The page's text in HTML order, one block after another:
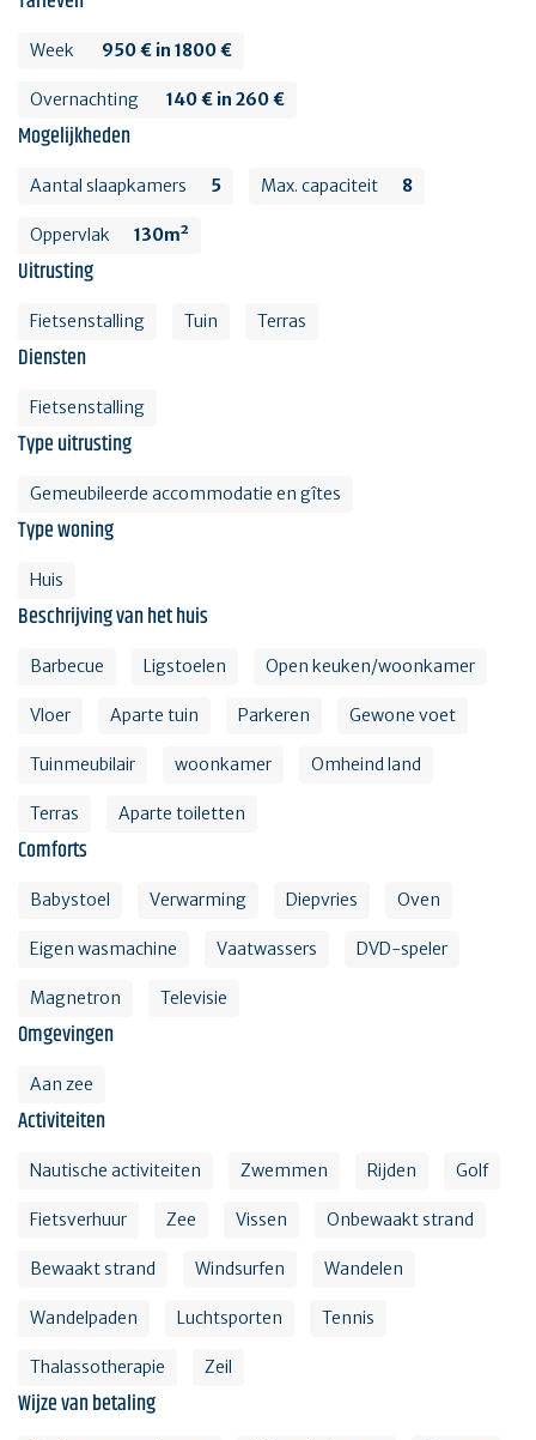
Week 950 € in 1800 €
Overnachting 140 € in 260 €
Mogelijkheden
Aantal slaapkamers 5 Max. capaciteit 8
Oppervlak 130m²
Uitrusting
Fietsenstalling Tuin Terras
Diensten
Fietsenstalling
Type uitrusting
Gemeubileerde accommodatie en gîtes
Type woning
Huis
Beschrijving van het huis
Barbecue Ligstoelen Open keuken/woonkamer
Vloer Aparte tuin Parkeren Gewone voet
Tuinmeubilair woonkamer Omheind land
Terras Aparte toiletten
Comforts
Babystoel Verwarming Diepvries Oven
Eigen wasmachine Vaatwassers DVD-speler
Magnetron Televisie
Omgevingen
Aan zee
Activiteiten
Nautische activiteiten Zwemmen Rijden Golf
Fietsverhuur Zee Vissen Onbewaakt strand
Bewaakt strand Windsurfen Wandelen
Wandelpaden Luchtsporten Tennis
Thalassotherapie Zeil
Wijze van betaling